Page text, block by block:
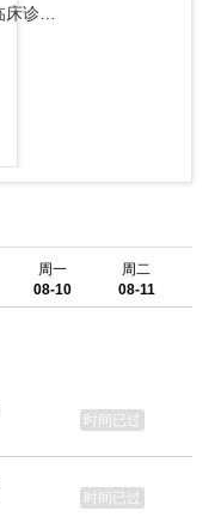
长手足口病的…
周一
08-10
周二
08-11
时间已过
时间已过